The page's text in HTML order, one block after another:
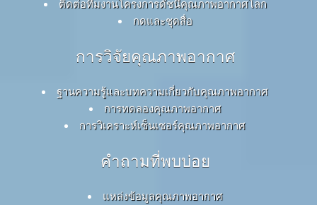
ติดต่อทีมงานโครงการดัชนีคุณภาพอากาศโลก
กดและชุดสื่อ
การวิจัยคุณภาพอากาศ
ฐานความรู้และบทความเกี่ยวกับคุณภาพอากาศ
การทดลองคุณภาพอากาศ
การวิเคราะห์เซ็นเซอร์คุณภาพอากาศ
คำถามที่พบบ่อย
แหล่งข้อมูลคุณภาพอากาศ